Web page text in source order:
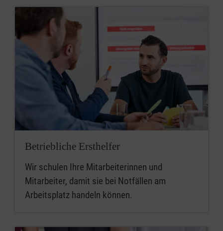
Betriebliche Ersthelfer
Wir schulen Ihre Mitarbeiterinnen und
Mitarbeiter, damit sie bei Notfällen am
Arbeitsplatz handeln können.